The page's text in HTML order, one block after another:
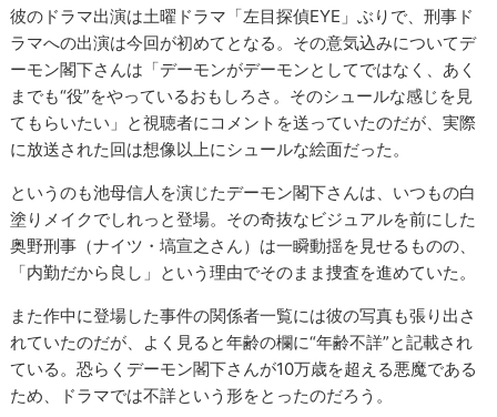
彼のドラマ出演は土曜ドラマ「左目探偵EYE」ぶりで、刑事ド
ラマへの出演は今回が初めてとなる。その意気込みについてデ
ーモン閣下さんは「デーモンがデーモンとしてではなく、あく
までも“役”をやっているおもしろさ。そのシュールな感じを見
てもらいたい」と視聴者にコメントを送っていたのだが、実際
に放送された回は想像以上にシュールな絵面だった。
というのも池母信人を演じたデーモン閣下さんは、いつもの白
塗りメイクでしれっと登場。その奇抜なビジュアルを前にした
奥野刑事（ナイツ・塙宣之さん）は一瞬動揺を見せるものの、
「内勤だから良し」という理由でそのまま捜査を進めていた。
また作中に登場した事件の関係者一覧には彼の写真も張り出さ
れていたのだが、よく見ると年齢の欄に“年齢不詳”と記載され
ている。恐らくデーモン閣下さんが10万歳を超える悪魔である
ため、ドラマでは不詳という形をとったのだろう。